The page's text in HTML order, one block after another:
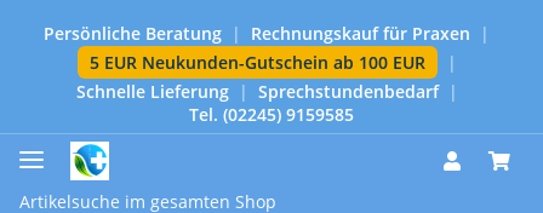
Persönliche Beratung | Rechnungskauf für Praxen
|
5 EUR Neukunden-Gutschein ab 100 EUR
|
Schnelle Lieferung
| Sprechstundenbedarf
|
Tel. (02245) 9159585
Artikelsuche im gesamten Shop